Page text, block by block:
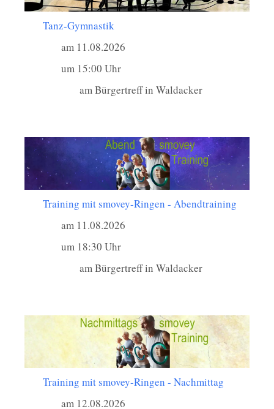
Tanz-Gymnastik
am 11.08.2026
um 15:00 Uhr
am Bürgertreff in Waldacker
Training mit smovey-Ringen - Abendtraining
am 11.08.2026
um 18:30 Uhr
am Bürgertreff in Waldacker
Training mit smovey-Ringen - Nachmittag
am 12.08.2026